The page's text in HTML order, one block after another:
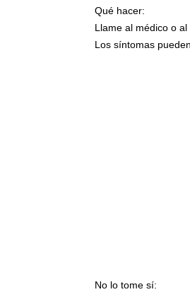
Qué hacer:
Llame al médico o
Los síntomas
No lo tome sí: